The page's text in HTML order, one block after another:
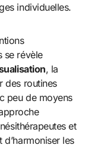
individuelles.
se révèle
, la
des routines
peu de moyens
et
les